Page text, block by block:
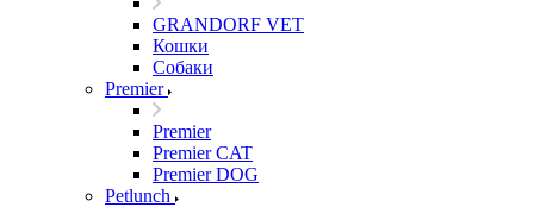
GRANDORF VET
Кошки
Собаки
Premier
Premier
Premier CAT
Premier DOG
Petlunch